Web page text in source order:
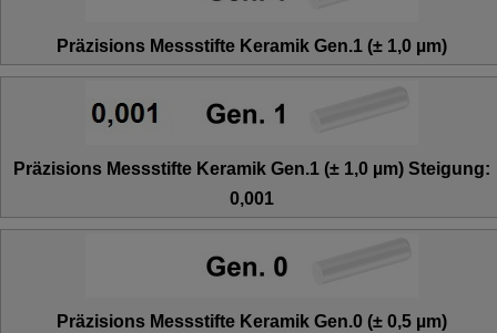
Präzisions Messstifte Keramik Gen.1 (± 1,0 µm)
Präzisions Messstifte Keramik Gen.1 (± 1,0 µm) Steigung:
0,001
Präzisions Messstifte Keramik Gen.0 (± 0,5 µm)